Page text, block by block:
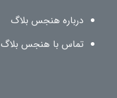
درباره هنجس بلاگ
تماس با هنجس بلاگ